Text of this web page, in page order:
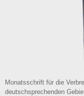
Monatsschrift für die
deutschsprechenden